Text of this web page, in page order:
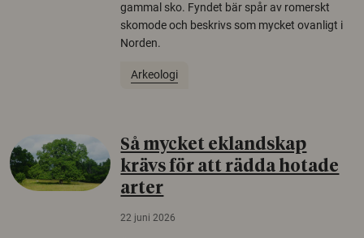
gammal sko. Fyndet bär spår av romerskt
skomode och beskrivs som mycket ovanligt i
Norden.
Arkeologi
Så mycket eklandskap
krävs för att rädda hotade
arter
22 juni 2026